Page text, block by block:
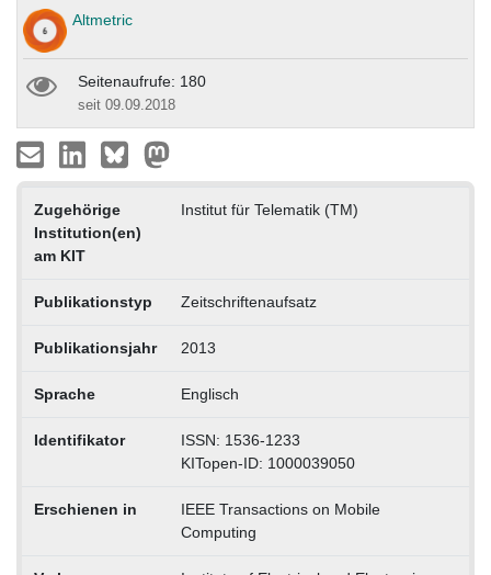
Altmetric
Seitenaufrufe: 180
seit 09.09.2018
Zugehörige
Institution(en)
am KIT
Institut für Telematik (TM)
Publikationstyp Zeitschriftenaufsatz
Publikationsjahr 2013
Sprache Englisch
Identifikator
ISSN: 1536-1233
KITopen-ID: 1000039050
Erschienen in
IEEE Transactions on Mobile
Computing